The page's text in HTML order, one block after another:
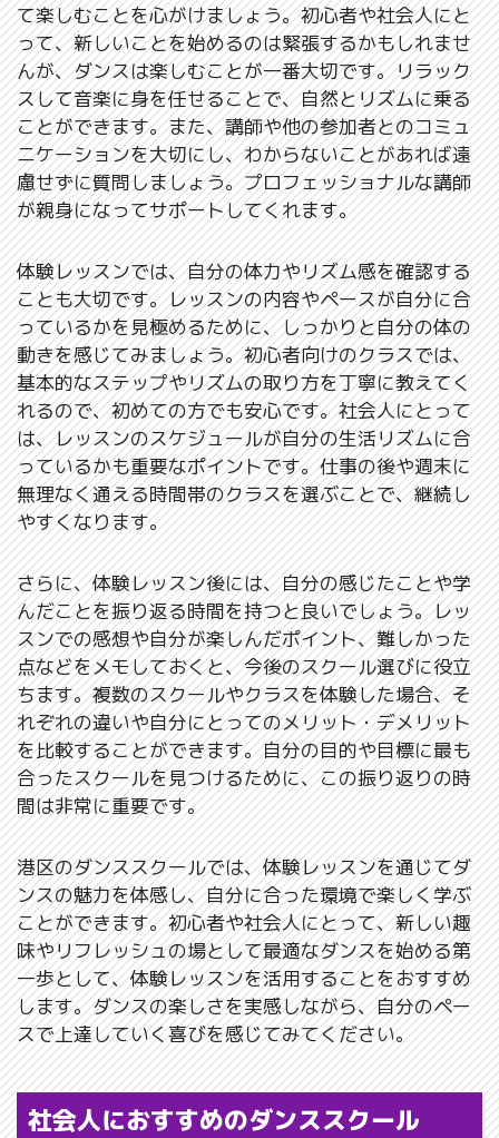
て楽しむことを心がけましょう。初心者や社会人にと
って、新しいことを始めるのは緊張するかもしれませ
んが、ダンスは楽しむことが一番大切です。リラック
スして音楽に身を任せることで、自然とリズムに乗る
ことができます。また、講師や他の参加者とのコミュ
ニケーションを大切にし、わからないことがあれば遠
慮せずに質問しましょう。プロフェッショナルな講師
が親身になってサポートしてくれます。
体験レッスンでは、自分の体力やリズム感を確認する
ことも大切です。レッスンの内容やペースが自分に合
っているかを見極めるために、しっかりと自分の体の
動きを感じてみましょう。初心者向けのクラスでは、
基本的なステップやリズムの取り方を丁寧に教えてく
れるので、初めての方でも安心です。社会人にとって
は、レッスンのスケジュールが自分の生活リズムに合
っているかも重要なポイントです。仕事の後や週末に
無理なく通える時間帯のクラスを選ぶことで、継続し
やすくなります。
さらに、体験レッスン後には、自分の感じたことや学
んだことを振り返る時間を持つと良いでしょう。レッ
スンでの感想や自分が楽しんだポイント、難しかった
点などをメモしておくと、今後のスクール選びに役立
ちます。複数のスクールやクラスを体験した場合、そ
れぞれの違いや自分にとってのメリット・デメリット
を比較することができます。自分の目的や目標に最も
合ったスクールを見つけるために、この振り返りの時
間は非常に重要です。
港区のダンススクールでは、体験レッスンを通じてダ
ンスの魅力を体感し、自分に合った環境で楽しく学ぶ
ことができます。初心者や社会人にとって、新しい趣
味やリフレッシュの場として最適なダンスを始める第
一歩として、体験レッスンを活用することをおすすめ
します。ダンスの楽しさを実感しながら、自分のペー
スで上達していく喜びを感じてみてください。
社会人におすすめのダンススクール